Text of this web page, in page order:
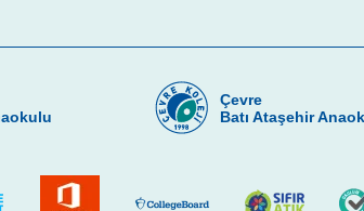
Çevre
Batı Ataşehir